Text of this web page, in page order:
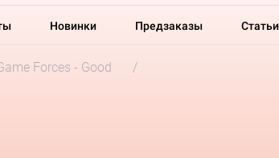
Новинки Предзаказы Статьи
Forces - Good